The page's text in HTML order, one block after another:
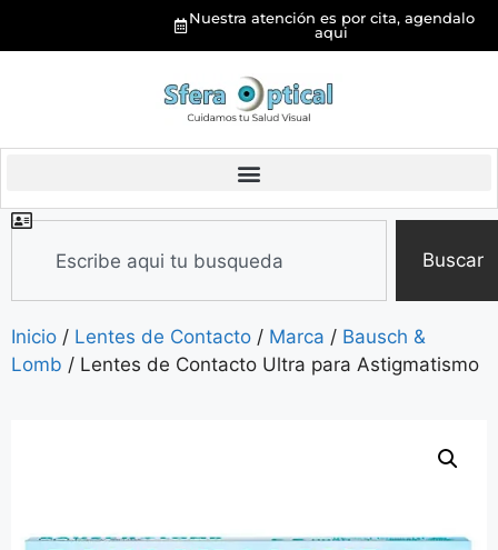
Nuestra atención es por cita, agendalo
aqui
Buscar
Inicio / Lentes de Contacto / Marca / Bausch &
Lomb / Lentes de Contacto Ultra para Astigmatismo